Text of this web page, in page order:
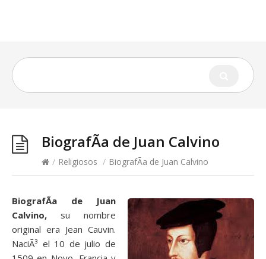
BiografÃ­a de Juan Calvino
/ Religiosos / BiografÃ­a de Juan Calvino
BiografÃ­a de Juan
Calvino, su nombre
original era Jean Cauvin.
NaciÃ³ el 10 de julio de